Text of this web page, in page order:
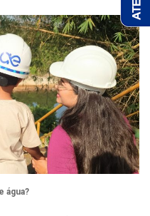
água?